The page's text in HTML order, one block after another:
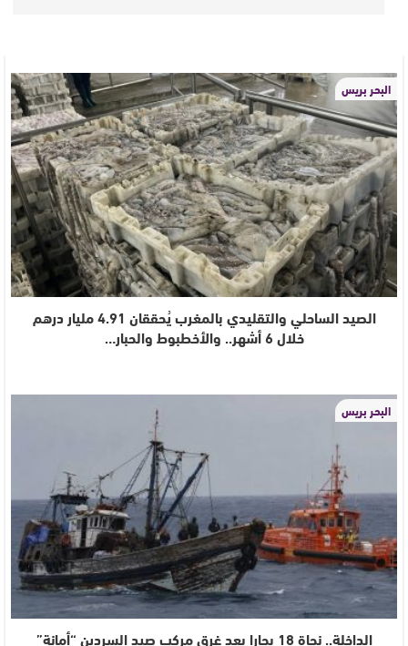
البحر بريس
الصيد الساحلي والتقليدي بالمغرب يُحققان 4.91 مليار درهم
خلال 6 أشهر.. والأخطبوط والحبار…
البحر بريس
الداخلة.. نجاة 18 بحارا بعد غرق مركب صيد السردين “أمانة”